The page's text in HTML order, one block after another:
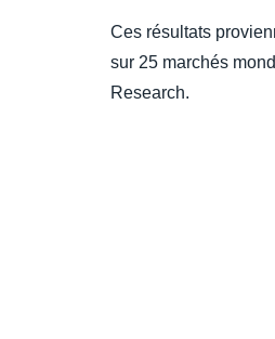
Ces résultats
sur 25 marchés
Research.